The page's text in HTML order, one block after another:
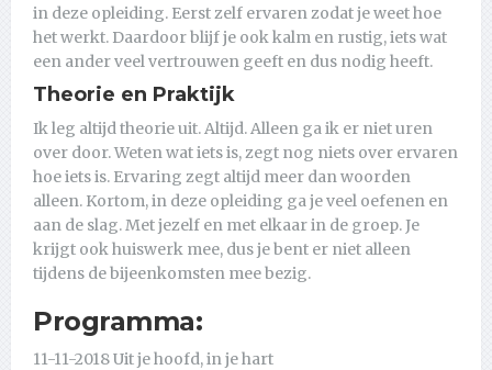
in deze opleiding. Eerst zelf ervaren zodat je weet hoe
het werkt. Daardoor blijf je ook kalm en rustig, iets wat
een ander veel vertrouwen geeft en dus nodig heeft.
Theorie en Praktijk
Ik leg altijd theorie uit. Altijd. Alleen ga ik er niet uren
over door. Weten wat iets is, zegt nog niets over ervaren
hoe iets is. Ervaring zegt altijd meer dan woorden
alleen. Kortom, in deze opleiding ga je veel oefenen en
aan de slag. Met jezelf en met elkaar in de groep. Je
krijgt ook huiswerk mee, dus je bent er niet alleen
tijdens de bijeenkomsten mee bezig.
Programma:
11-11-2018 Uit je hoofd, in je hart